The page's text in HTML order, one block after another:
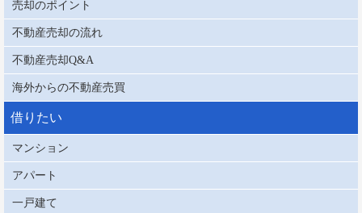
売却のポイント
不動産売却の流れ
不動産売却Q&A
海外からの不動産売買
借りたい
マンション
アパート
一戸建て